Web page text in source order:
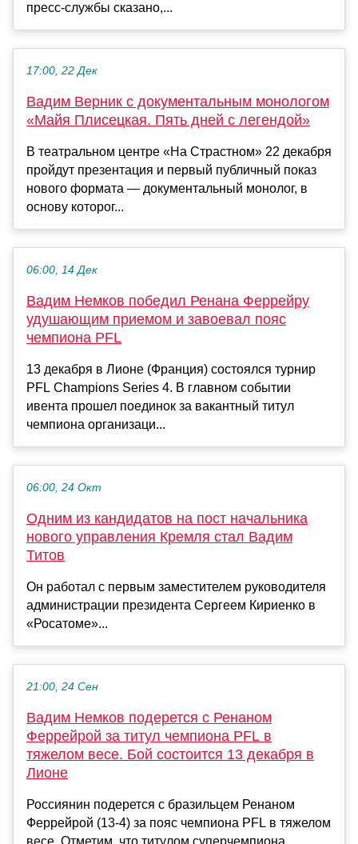
пресс-службы сказано,...
17:00, 22 Дек
Вадим Верник с документальным монологом
«Майя Плисецкая. Пять дней с легендой»
В театральном центре «На Страстном» 22 декабря
пройдут презентация и первый публичный показ
нового формата — документальный монолог, в
основу которог...
06:00, 14 Дек
Вадим Немков победил Ренана Феррейру
удушающим приемом и завоевал пояс
чемпиона PFL
13 декабря в Лионе (Франция) состоялся турнир
PFL Champions Series 4. В главном событии
ивента прошел поединок за вакантный титул
чемпиона организаци...
06:00, 24 Окт
Одним из кандидатов на пост начальника
нового управления Кремля стал Вадим
Титов
Он работал с первым заместителем руководителя
администрации президента Сергеем Кириенко в
«Росатоме»...
21:00, 24 Сен
Вадим Немков подерется с Ренаном
Феррейрой за титул чемпиона PFL в
тяжелом весе. Бой состоится 13 декабря в
Лионе
Россиянин подерется с бразильцем Ренаном
Феррейрой (13-4) за пояс чемпиона PFL в тяжелом